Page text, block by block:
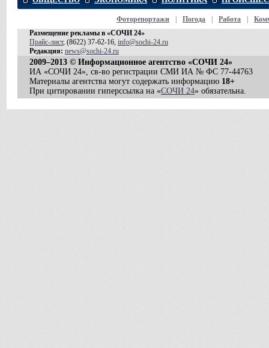
Фоторепортажи Погода Работа
Размещение рекламы в «СОЧИ 24»
Прайс-лист, (8622) 37-62-16, info@sochi-24.ru
Редакция: news@sochi-24.ru
2009–2013 © Информационное агентство «СОЧИ 24»
ИА «СОЧИ 24», св-во регистрации СМИ ИА № ФС 77-44763
Материалы агентства могут содержать информацию 18+
При цитировании гиперссылка на «СОЧИ 24» обязательна.